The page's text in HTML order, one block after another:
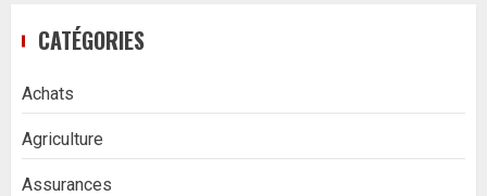
CATÉGORIES
Achats
Agriculture
Assurances